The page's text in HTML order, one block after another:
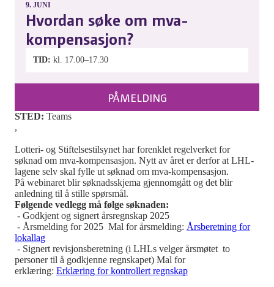
9. JUNI
Hvordan søke om mva-
kompensasjon?
TID kl. 17.00–17.30
PÅMELDING
STED: Teams
,
Lotteri- og Stiftelsestilsynet har forenklet regelverket for
søknad om mva-kompensasjon. Nytt av året er derfor at LHL-
lagene selv skal fylle ut søknad om mva-kompensasjon.
På webinaret blir søknadsskjema gjennomgått og det blir
anledning til å stille spørsmål.
Følgende vedlegg må følge søknaden:
- Godkjent og signert årsregnskap 2025
- Årsmelding for 2025 Mal for årsmelding: Årsberetning for
lokallag
- Signert revisjonsberetning (i LHLs velger årsmøtet to
personer til å godkjenne regnskapet) Mal for
erklæring: Erklæring for kontrollert regnskap